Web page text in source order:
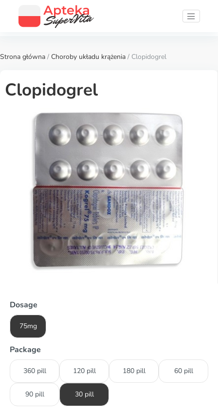
Strona główna / Choroby układu krążenia / Clopidogrel
Clopidogrel
Dosage
75mg
Package
360 pill 120 pill 180 pill 60 pill
90 pill 30 pill